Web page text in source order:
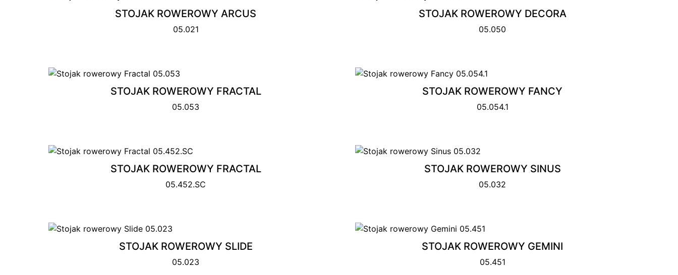
STOJAK ROWEROWY ARCUS
05.021
STOJAK ROWEROWY DECORA
05.050
STOJAK ROWEROWY FRACTAL
05.053
STOJAK ROWEROWY FANCY
05.054.1
STOJAK ROWEROWY FRACTAL
05.452.SC
STOJAK ROWEROWY SINUS
05.032
STOJAK ROWEROWY SLIDE
05.023
STOJAK ROWEROWY GEMINI
05.451